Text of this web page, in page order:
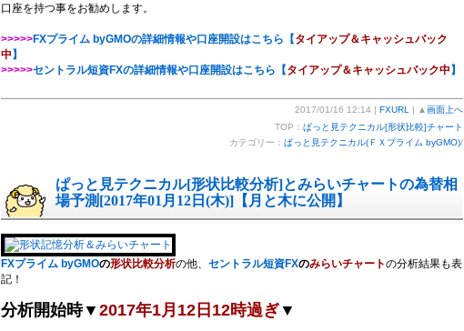
口座を持つ事をお勧めします。
>>>>>FXプライム byGMOの詳細情報や口座開設はこちら【タイアップ＆キャッシュバック
中 】
>>>>>セントラル短資FXの詳細情報や口座開設はこちら【タイアップ＆キャッシュバック中 】
2017/01/16 12:14 | FXURL | ▲ 画面上へ
TOP： ぱっと見テクニカル[形状比較]チャート
カテゴリー： ぱっと見テクニカル(ＦＸプライム byGMO)/
ぱっと見テクニカル[形状比較分析]とみらいチャートの為替相
場予測[2017年01月12日(木)]【月と木に公開】
FXプライム byGMOの形状比較分析の他、 セントラル短資FXのみらいチャートの分析結果も表
記！
分析開始時▼ 2017年1月12日12時過ぎ▼